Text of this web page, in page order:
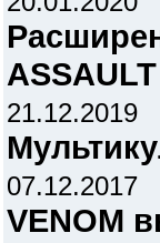
ASSAULT
21.12.2019
07.12.2017
VENOM